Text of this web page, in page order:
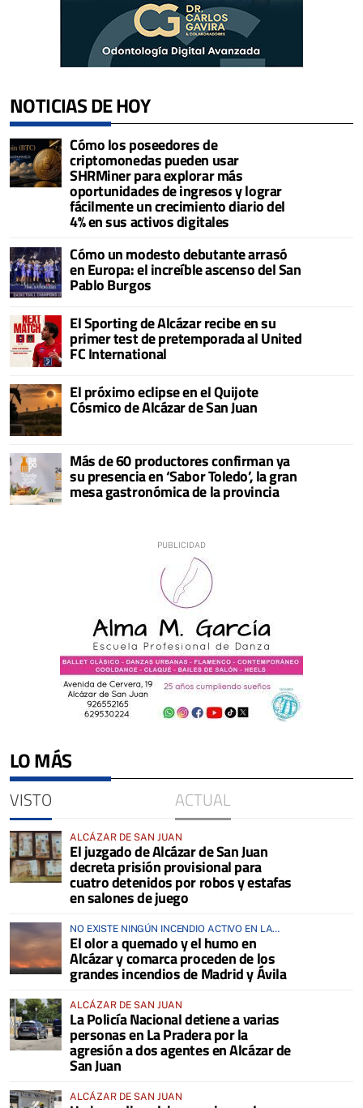
NOTICIAS DE HOY
Cómo los poseedores de
criptomonedas pueden usar
SHRMiner para explorar más
oportunidades de ingresos y lograr
fácilmente un crecimiento diario del
4% en sus activos digitales
Cómo un modesto debutante arrasó
en Europa: el increíble ascenso del San
Pablo Burgos
El Sporting de Alcázar recibe en su
primer test de pretemporada al United
FC International
El próximo eclipse en el Quijote
Cósmico de Alcázar de San Juan
Más de 60 productores confirman ya
su presencia en ‘Sabor Toledo’, la gran
mesa gastronómica de la provincia
LO MÁS
VISTO ACTUAL
ALCÁZAR DE SAN JUAN
El juzgado de Alcázar de San Juan
decreta prisión provisional para
cuatro detenidos por robos y estafas
en salones de juego
NO EXISTE NINGÚN INCENDIO ACTIVO EN LA
COMARCA
El olor a quemado y el humo en
Alcázar y comarca proceden de los
grandes incendios de Madrid y Ávila
ALCÁZAR DE SAN JUAN
La Policía Nacional detiene a varias
personas en La Pradera por la
agresión a dos agentes en Alcázar de
San Juan
ALCÁZAR DE SAN JUAN